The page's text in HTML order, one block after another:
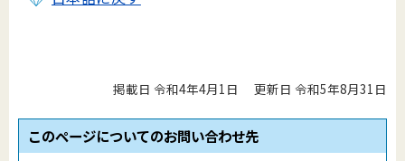
掲載日 令和4年4月1日 更新日 令和5年8月31日
このページについてのお問い合わせ先